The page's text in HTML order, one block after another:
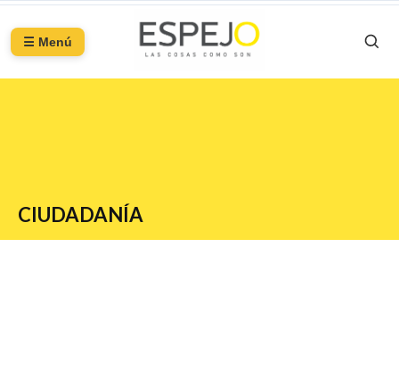
☰ Menú
CIUDADANÍA